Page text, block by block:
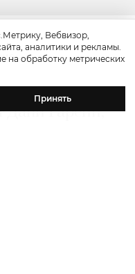
Bodrum:
Дани Гарсии,
Вебвизор,
аналитики и рекламы.
на обработку метрических
Принять